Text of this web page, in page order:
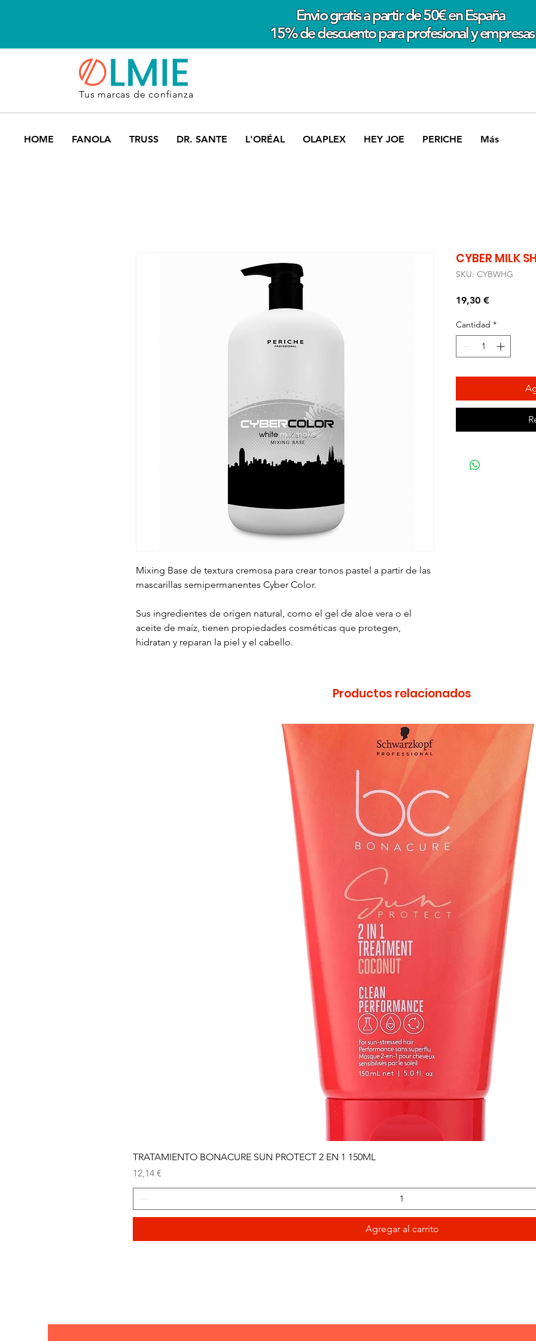
Envio gratis a partir de 50€ en España
15% de descuento para profesional y empresas
Tus marcas de confianza
HOME FANOLA TRUSS DR. SANTE L'ORÉAL OLAPLEX HEY JOE PERICHE Más
Mixing Base de textura cremosa para crear tonos pastel a partir de las
mascarillas semipermanentes Cyber Color.
Sus ingredientes de origen natural, como el gel de aloe vera o el
aceite de maíz, tienen propiedades cosméticas que protegen,
hidratan y reparan la piel y el cabello.
CYBER MILK
SKU: CYBWHG
19,30 €Precio
Cantidad *
Productos relacionados
TRATAMIENTO BONACURE SUN PROTECT 2 EN 1 150ML
Precio
12,14 €
Agregar al carrito